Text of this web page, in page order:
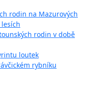
rodin na Mazurových
rodin v době
loutek
rybníku